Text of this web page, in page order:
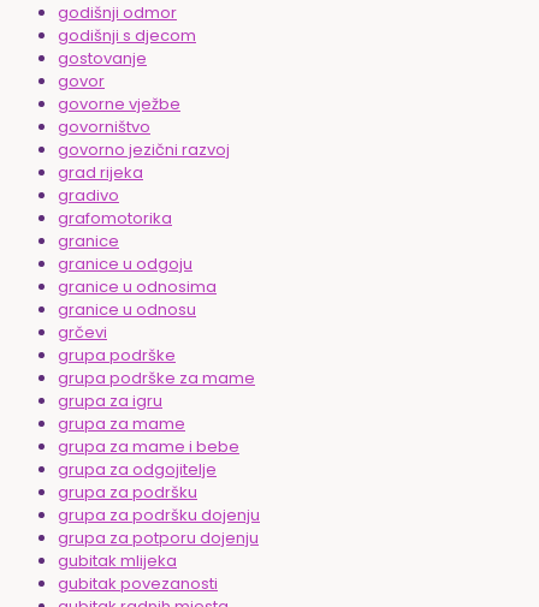
godišnji odmor
godišnji s djecom
gostovanje
govor
govorne vježbe
govorništvo
govorno jezični razvoj
grad rijeka
gradivo
grafomotorika
granice
granice u odgoju
granice u odnosima
granice u odnosu
grčevi
grupa podrške
grupa podrške za mame
grupa za igru
grupa za mame
grupa za mame i bebe
grupa za odgojitelje
grupa za podršku
grupa za podršku dojenju
grupa za potporu dojenju
gubitak mlijeka
gubitak povezanosti